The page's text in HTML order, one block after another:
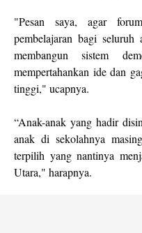
"Pesan saya, agar
pembelajaran bagi
membangun sistem
mempertahankan ide dan
tinggi," ucapnya.
“Anak-anak yang hadir
anak di sekolahnya
terpilih yang nantinya
Utara," harapnya.